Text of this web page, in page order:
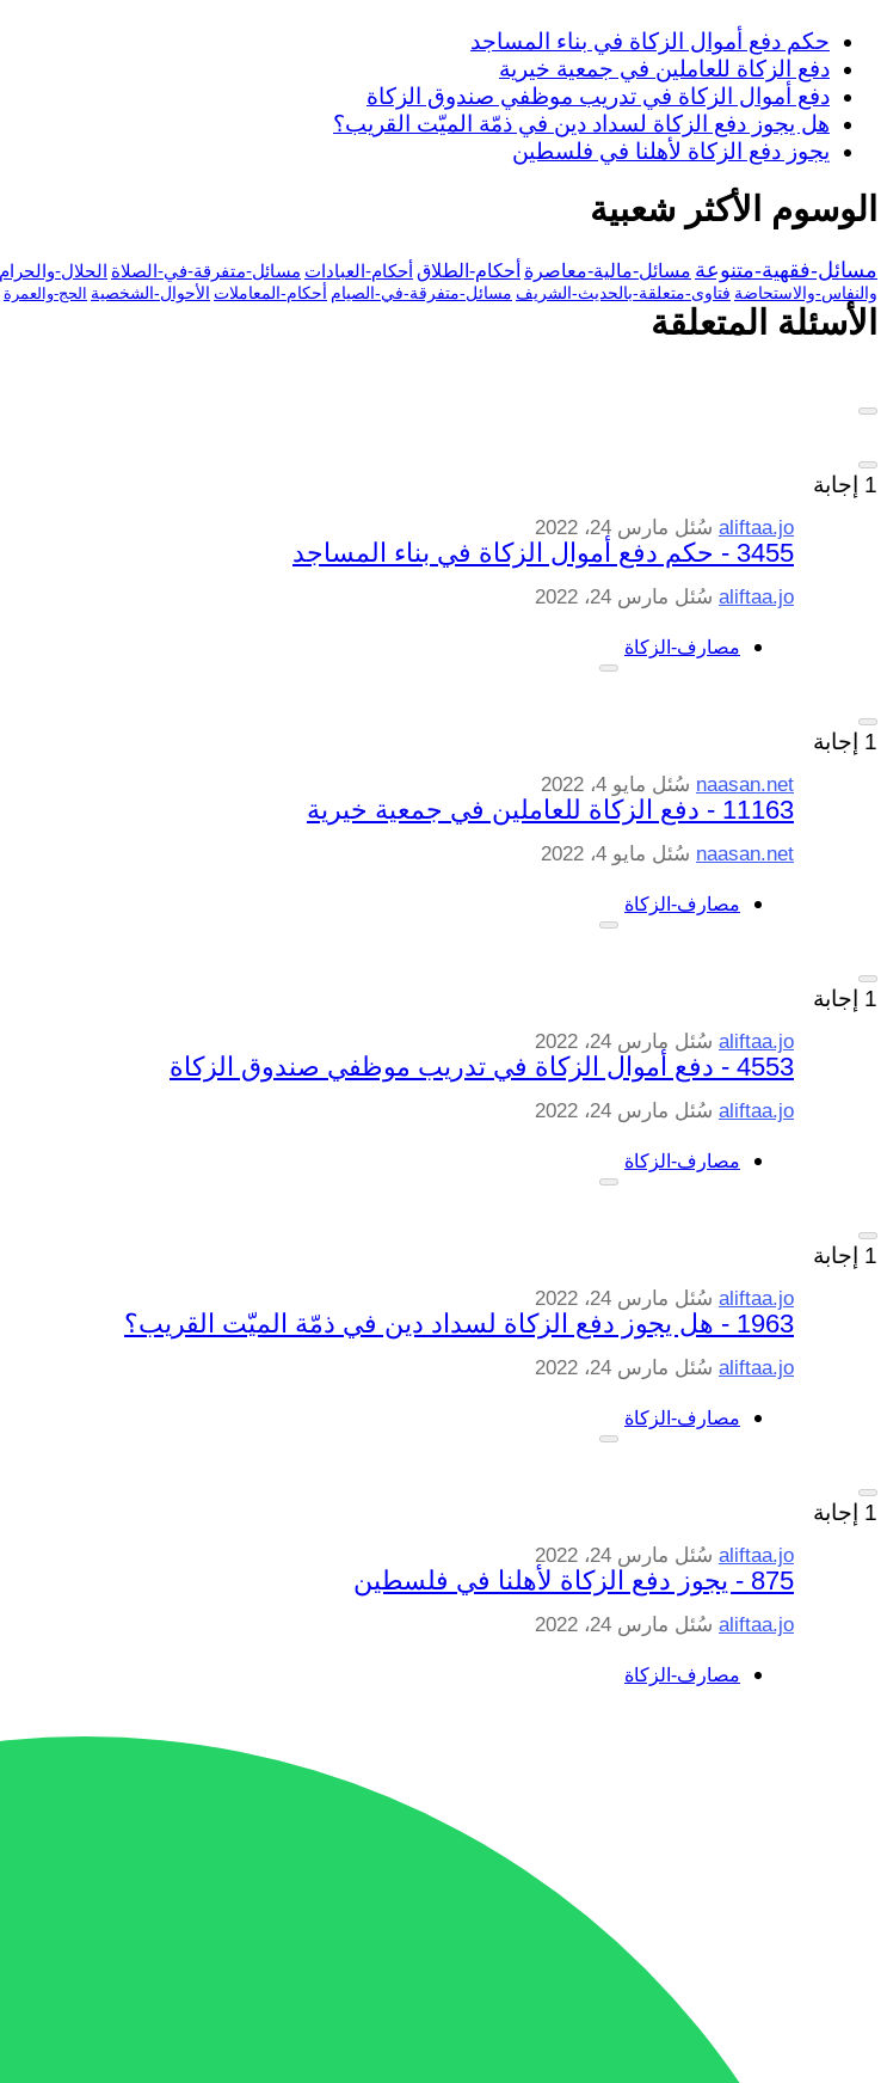
حكم دفع أموال الزكاة في بناء المساجد
دفع الزكاة للعاملين في جمعية خيرية
دفع أموال الزكاة في تدريب موظفي صندوق الزكاة
هل يجوز دفع الزكاة لسداد دين في ذمّة الميّت القريب؟
يجوز دفع الزكاة لأهلنا في فلسطين
الوسوم الأكثر شعبية
مسائل-فقهية-متنوعة مسائل-مالية-معاصرة أحكام-الطلاق أحكام-العبادات مسائل-متفرقة-في-الصلاة الحلال-والحرام
والنفاس-والاستحاضة فتاوى-متعلقة-بالحديث-الشريف مسائل-متفرقة-في-الصيام أحكام-المعاملات الأحوال-الشخصية الحج-والعمرة
الأسئلة المتعلقة
1 إجابة
aliftaa.jo سُئل مارس 24، 2022
3455 - حكم دفع أموال الزكاة في بناء المساجد
aliftaa.jo سُئل مارس 24، 2022
مصارف-الزكاة
1 إجابة
naasan.net سُئل مايو 4، 2022
11163 - دفع الزكاة للعاملين في جمعية خيرية
naasan.net سُئل مايو 4، 2022
مصارف-الزكاة
1 إجابة
aliftaa.jo سُئل مارس 24، 2022
4553 - دفع أموال الزكاة في تدريب موظفي صندوق الزكاة
aliftaa.jo سُئل مارس 24، 2022
مصارف-الزكاة
1 إجابة
aliftaa.jo سُئل مارس 24، 2022
1963 - هل يجوز دفع الزكاة لسداد دين في ذمّة الميّت القريب؟
aliftaa.jo سُئل مارس 24، 2022
مصارف-الزكاة
1 إجابة
aliftaa.jo سُئل مارس 24، 2022
875 - يجوز دفع الزكاة لأهلنا في فلسطين
aliftaa.jo سُئل مارس 24، 2022
مصارف-الزكاة